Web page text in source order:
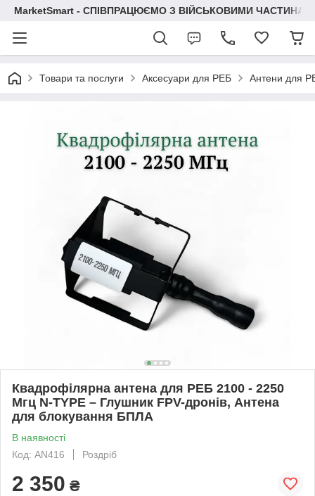
MarketSmart - СПІВПРАЦЮЄМО З ВІЙСЬКОВИМИ
Товари та послуги Аксесуари для РЕБ Антени для
Квадрофілярна антена для РЕБ 2100 - 2250
Мгц N-TYPE – Глушник FPV-дронів, Антена
для блокування БПЛА
В наявності
Код: AN416
Роздріб
2 350 ₴